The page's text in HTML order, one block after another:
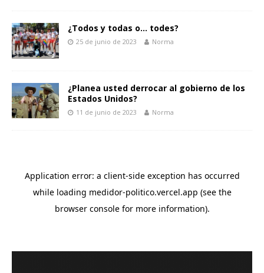
¿Todos y todas o… todes?
25 de junio de 2023 Norma
¿Planea usted derrocar al gobierno de los
Estados Unidos?
11 de junio de 2023 Norma